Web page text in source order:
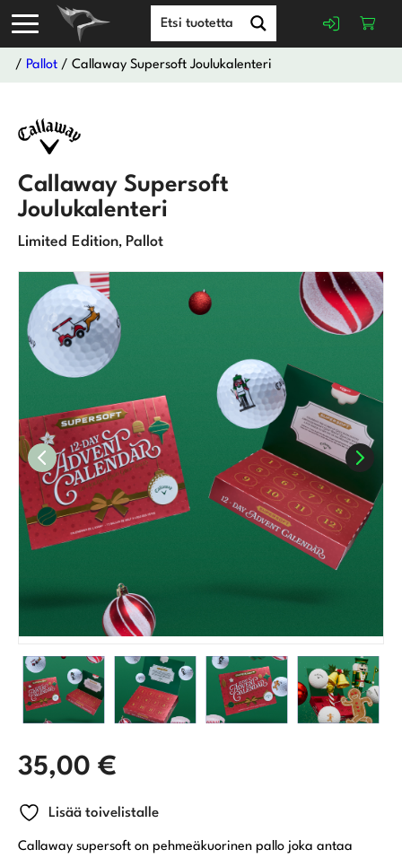
/ Pallot / Callaway Supersoft Joulukalenteri
Callaway Supersoft
Joulukalenteri
Limited Edition, Pallot
35,00 €
Lisää toivelistalle
Callaway supersoft on pehmeäkuorinen pallo joka antaa